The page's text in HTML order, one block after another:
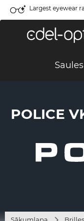
Largest eyewear
POLICE